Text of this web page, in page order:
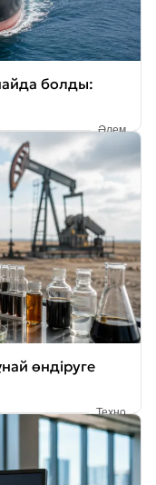
болды:
Әлем
өндіруге
Техно